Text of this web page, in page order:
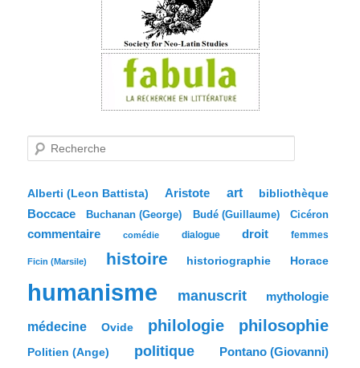
c
e
r
c
e
Alberti (Leon Battista) Aristote art bibliothèque
Boccace Buchanan (George) Budé (Guillaume) Cicéron
commentaire comédie dialogue droit femmes
Ficin (Marsile) histoire historiographie Horace
humanisme manuscrit mythologie
médecine Ovide philologie philosophie
Politien (Ange) politique Pontano (Giovanni)